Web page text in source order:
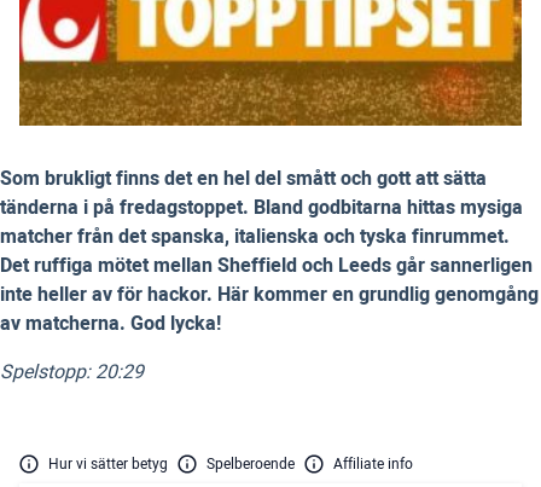
Som brukligt finns det en hel del smått och gott att sätta
tänderna i på fredagstoppet. Bland godbitarna hittas mysiga
matcher från det spanska, italienska och tyska finrummet.
Det ruffiga mötet mellan Sheffield och Leeds går sannerligen
inte heller av för hackor. Här kommer en grundlig genomgång
av matcherna. God lycka!
Spelstopp: 20:29
Hur vi sätter betyg Spelberoende Affiliate info